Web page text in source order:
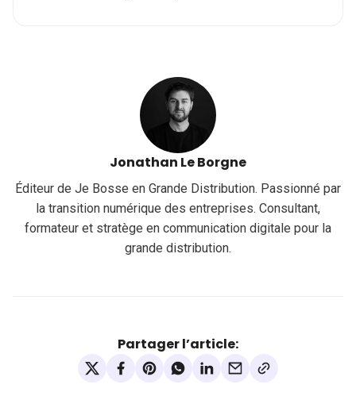
Jonathan Le Borgne
Éditeur de Je Bosse en Grande Distribution. Passionné par
la transition numérique des entreprises. Consultant,
formateur et stratège en communication digitale pour la
grande distribution.
Partager l’article: